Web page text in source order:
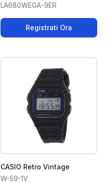
LA680WEGA-9ER
Registrati Ora
CASIO Retro Vintage
W-59-1V